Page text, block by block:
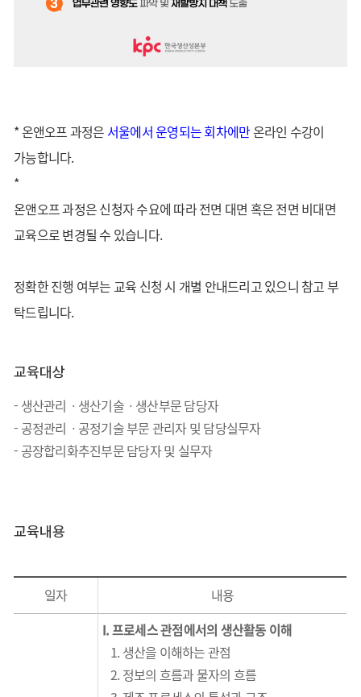
* 온앤오프 과정은 서울에서 운영되는 회차에만온라인 수강이
가능합니다.
*
온앤오프 과정은 신청자 수요에 따라 전면 대면 혹은 전면 비대면
교육으로 변경될 수 있습니다.
정확한 진행 여부는 교육 신청 시 개별 안내드리고 있으니 참고 부
탁드립니다.
교육대상
- 생산관리ㆍ생산기술ㆍ생산부문담당자
- 공정관리ㆍ공정기술부문 관리자 및 담당실무자
- 공장합리화추진부문 담당자 및 실무자
교육내용
일자
내용
I.프로세스 관점에서의 생산활동 이해
1. 생산을 이해하는 관점
2. 정보의 흐름과 물자의 흐름